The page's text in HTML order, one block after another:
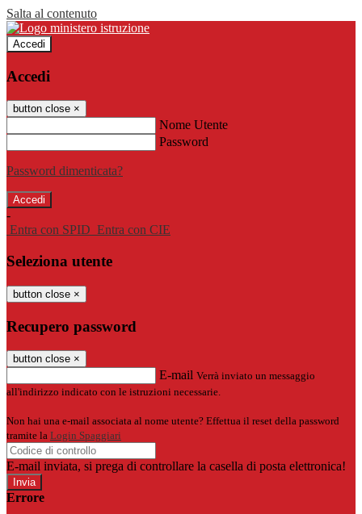
Salta al contenuto
Accedi
Accedi
button close ×
Nome Utente
Password
Password dimenticata?
-
Entra con SPID Entra con CIE
Seleziona utente
button close ×
Recupero password
button close ×
E-mail Verrà inviato un messaggio
all'indirizzo indicato con le istruzioni necessarie.
Non hai una e-mail associata al nome utente? Effettua il reset della password
tramite la Login Spaggiari
E-mail inviata, si prega di controllare la casella di posta elettronica!
Errore